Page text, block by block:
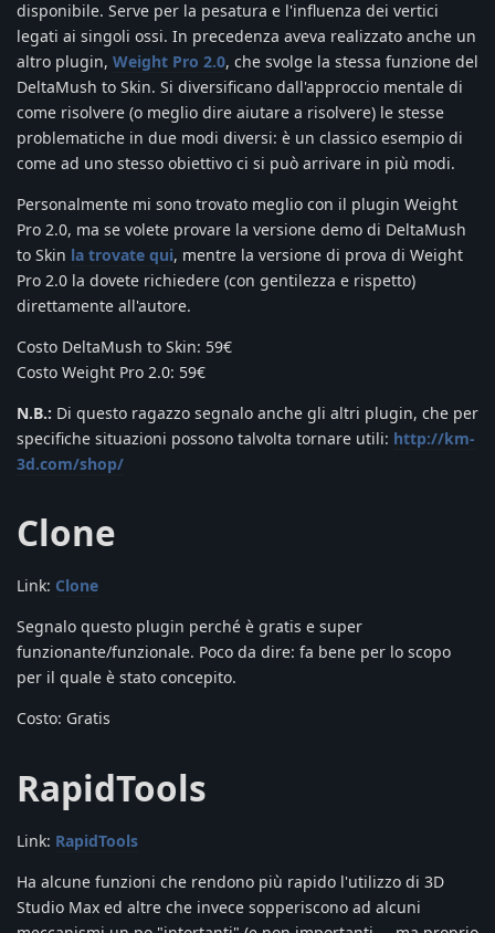
disponibile. Serve per la pesatura e l'influenza dei vertici
legati ai singoli ossi. In precedenza aveva realizzato anche un
altro plugin, Weight Pro 2.0, che svolge la stessa funzione del
DeltaMush to Skin. Si diversificano dall'approccio mentale di
come risolvere (o meglio dire aiutare a risolvere) le stesse
problematiche in due modi diversi: è un classico esempio di
come ad uno stesso obiettivo ci si può arrivare in più modi.
Personalmente mi sono trovato meglio con il plugin Weight
Pro 2.0, ma se volete provare la versione demo di DeltaMush
to Skin la trovate qui, mentre la versione di prova di Weight
Pro 2.0 la dovete richiedere (con gentilezza e rispetto)
direttamente all'autore.
Costo DeltaMush to Skin: 59€
Costo Weight Pro 2.0: 59€
N.B.: Di questo ragazzo segnalo anche gli altri plugin, che per
specifiche situazioni possono talvolta tornare utili: http://km-
3d.com/shop/
Clone
Link: Clone
Segnalo questo plugin perché è gratis e super
funzionante/funzionale. Poco da dire: fa bene per lo scopo
per il quale è stato concepito.
Costo: Gratis
RapidTools
Link: RapidTools
Ha alcune funzioni che rendono più rapido l'utilizzo di 3D
Studio Max ed altre che invece sopperiscono ad alcuni